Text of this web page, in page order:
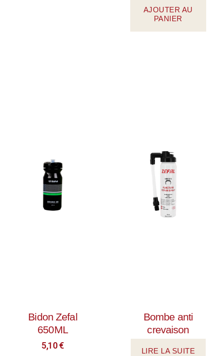
AJOUTER AU
PANIER
Bidon Zefal
650ML
5,10€
Bombe anti
crevaison
LIRE LA SUITE